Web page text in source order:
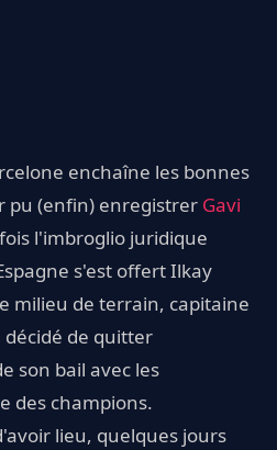
enchaîne les bonnes
pu (enfin) enregistrer Gavi
l'imbroglio juridique
s'est offert Ilkay
milieu de terrain, capitaine
décidé de quitter
son bail avec les
des champions.
lieu, quelques jours